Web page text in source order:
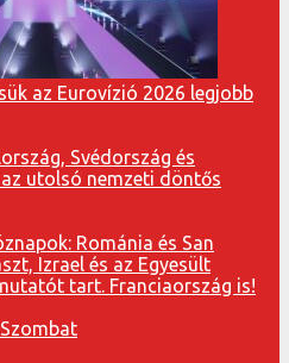
az Eurovízió 2026 legjobb
Svédország és
utolsó nemzeti döntős
Románia és San
Izrael és az Egyesült
tart. Franciaország is!